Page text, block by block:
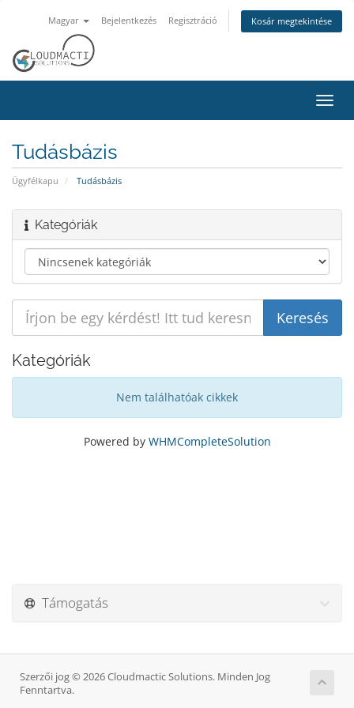
Magyar Bejelentkezés Regisztráció Kosár megtekintése
a
Tudásbázis
Ügyfélkapu Tudásbázis
Kategóriák
Kategóriák
Nem találhatóak cikkek
Powered by WHMCompleteSolution
Támogatás
Szerzői jog © 2026 Cloudmactic Solutions. Minden Jog
Fenntartva.